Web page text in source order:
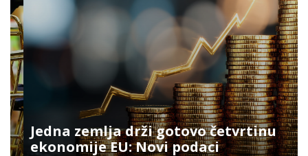
Jedna zemlja drži gotovo četvrtinu
ekonomije EU: Novi podaci